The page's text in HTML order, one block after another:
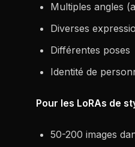
Multiples angles
Diverses
Différentes poses
Identité de
Pour les LoRAs de
50-200 images